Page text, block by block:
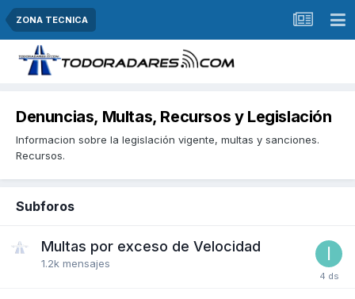
ZONA TECNICA
Denuncias, Multas, Recursos y Legislación
Informacion sobre la legislación vigente, multas y sanciones.
Recursos.
Subforos
Multas por exceso de Velocidad
1.2k mensajes